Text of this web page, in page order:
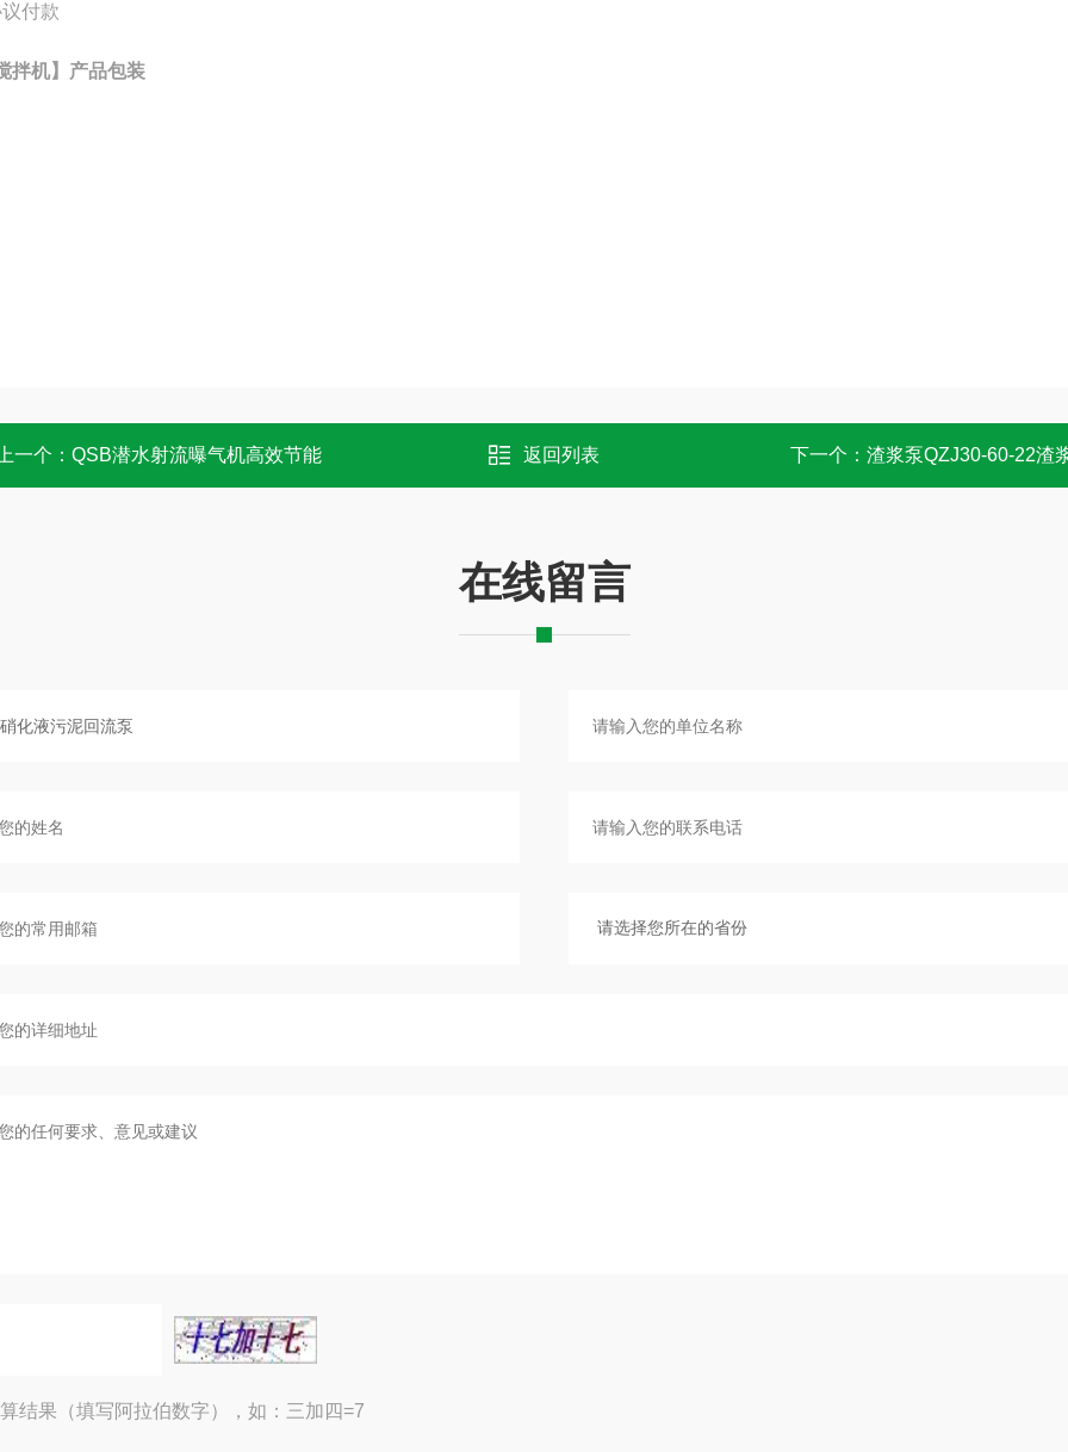
付款
机】产品包装
一个： QSB潜水射流曝气机高效节能 返回列表 下一个： 渣浆泵QZJ30-60-22渣
在线留言
结果（填写阿拉伯数字），如：三加四=7